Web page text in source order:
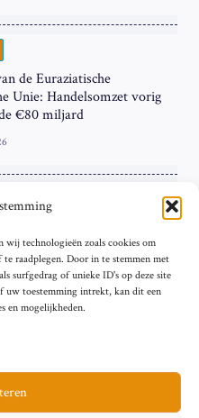
wij technologieën zoals cookies om
raadplegen. Door in te stemmen met
surfgedrag of unieke ID's op deze site
uw toestemming intrekt, kan dit een
en mogelijkheden.
de Euraziatische
Unie: Handelsomzet vorig
€80 miljard
Inflatie bij de ‘Grote Vier’
(EU) Impressum